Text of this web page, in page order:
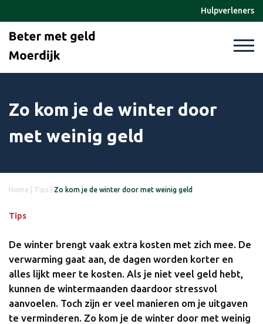
Hulpverleners
Zo kom je de winter door
met weinig geld
Home Tips Zo kom je de winter door met weinig geld
Tips
De winter brengt vaak extra kosten met zich mee. De
verwarming gaat aan, de dagen worden korter en
alles lijkt meer te kosten. Als je niet veel geld hebt,
kunnen de wintermaanden daardoor stressvol
aanvoelen. Toch zijn er veel manieren om je uitgaven
te verminderen. Zo kom je de winter door met weinig